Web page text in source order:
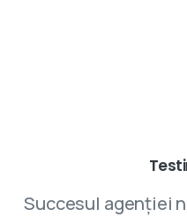
Succesul agenției